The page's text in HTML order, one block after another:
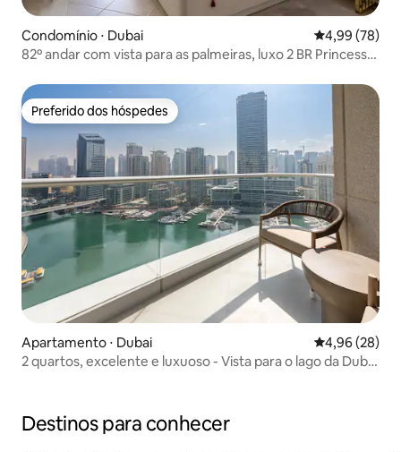
Condomínio ⋅ Dubai 4,99 de uma
4,99 (78)
82º andar com vista para as palmeiras, luxo 2 BR Princess
Preferido dos hóspedes
Preferido dos hóspedes
Apartamento ⋅ Dubai 4,96 de uma
4,96 (28)
2 quartos, excelente e luxuoso - Vista para o lago da Dubai
Destinos para conhecer